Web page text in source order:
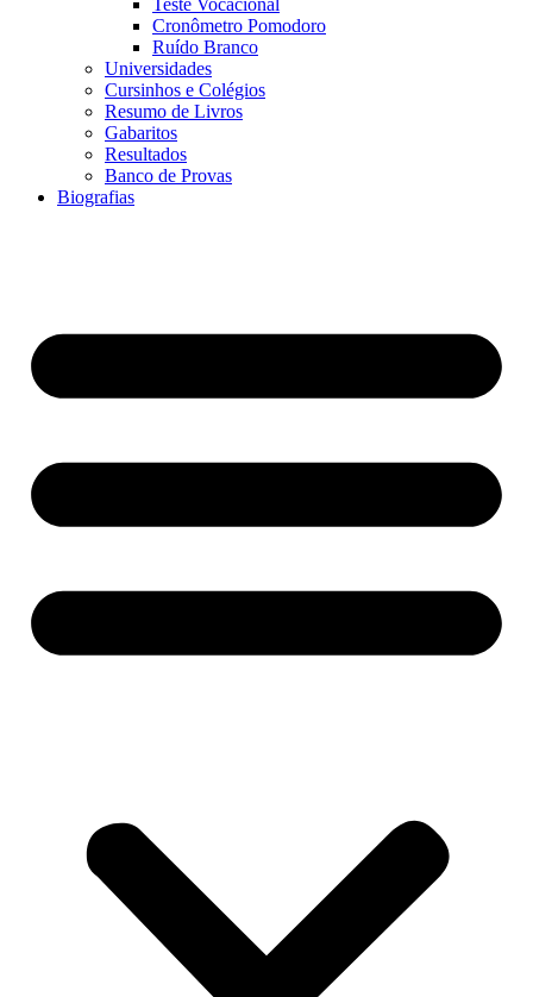
Teste Vocacional
Cronômetro Pomodoro
Ruído Branco
Universidades
Cursinhos e Colégios
Resumo de Livros
Gabaritos
Resultados
Banco de Provas
Biografias